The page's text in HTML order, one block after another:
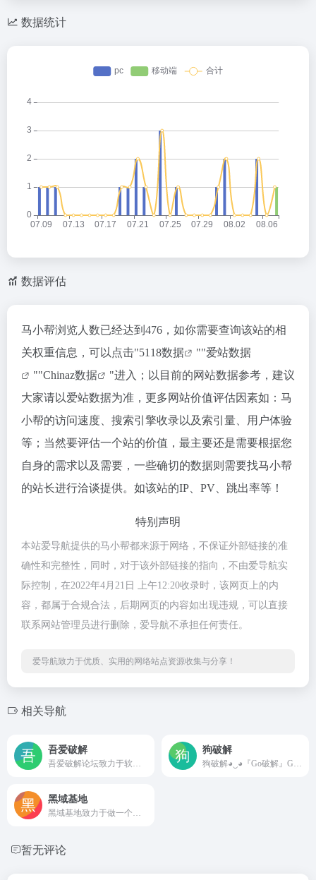
数据统计
数据评估
马小帮浏览人数已经达到476，如你需要查询该站的相
关权重信息，可以点击"5118数据 ""爱站数据
""Chinaz数据
"进入；以目前的网站数据参考，建议
大家请以爱站数据为准，更多网站价值评估因素如：马
小帮的访问速度、搜索引擎收录以及索引量、用户体验
等；当然要评估一个站的价值，最主要还是需要根据您
自身的需求以及需要，一些确切的数据则需要找马小帮
的站长进行洽谈提供。如该站的IP、PV、跳出率等！
特别声明
本站爱导航提供的马小帮都来源于网络，不保证外部链接的准
确性和完整性，同时，对于该外部链接的指向，不由爱导航实
际控制，在2022年4月21日 上午12:20收录时，该网页上的内
容，都属于合规合法，后期网页的内容如出现违规，可以直接
联系网站管理员进行删除，爱导航不承担任何责任。
爱导航致力于优质、实用的网络站点资源收集与分享！
相关导航
吾爱破解 狗破解
黑域基地
暂无评论